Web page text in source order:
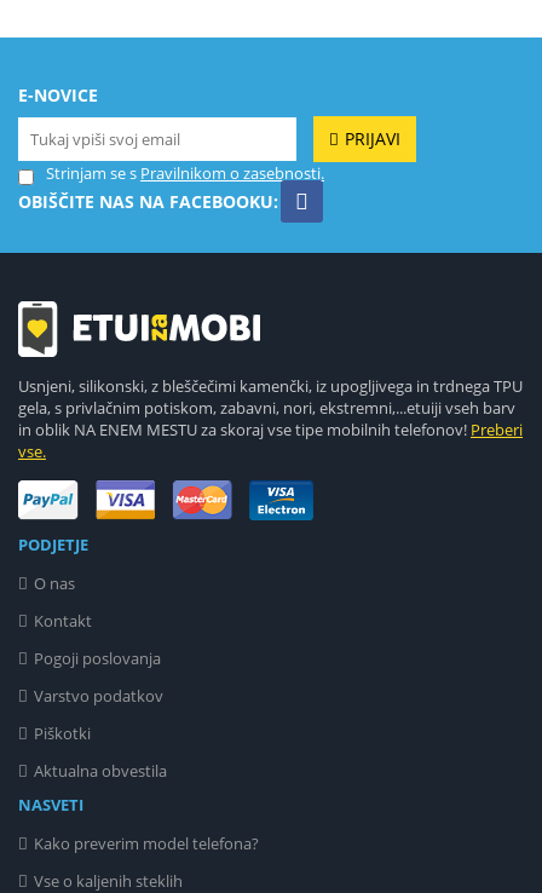
E-NOVICE
PRIJAVI
Strinjam se s Pravilnikom o zasebnosti.
OBIŠČITE NAS NA FACEBOOKU:
Usnjeni, silikonski, z bleščečimi kamenčki, iz upogljivega in trdnega TPU
gela, s privlačnim potiskom, zabavni, nori, ekstremni,...etuiji vseh barv
in oblik NA ENEM MESTU za skoraj vse tipe mobilnih telefonov! Preberi
vse.
PODJETJE
O nas
Kontakt
Pogoji poslovanja
Varstvo podatkov
Piškotki
Aktualna obvestila
NASVETI
Kako preverim model telefona?
Vse o kaljenih steklih